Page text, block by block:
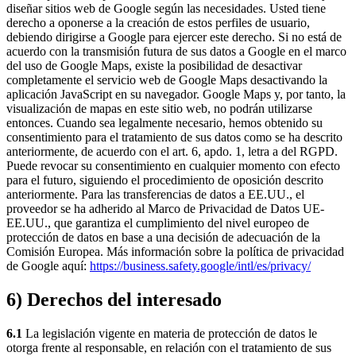
diseñar sitios web de Google según las necesidades. Usted tiene
derecho a oponerse a la creación de estos perfiles de usuario,
debiendo dirigirse a Google para ejercer este derecho. Si no está de
acuerdo con la transmisión futura de sus datos a Google en el marco
del uso de Google Maps, existe la posibilidad de desactivar
completamente el servicio web de Google Maps desactivando la
aplicación JavaScript en su navegador. Google Maps y, por tanto, la
visualización de mapas en este sitio web, no podrán utilizarse
entonces. Cuando sea legalmente necesario, hemos obtenido su
consentimiento para el tratamiento de sus datos como se ha descrito
anteriormente, de acuerdo con el art. 6, apdo. 1, letra a del RGPD.
Puede revocar su consentimiento en cualquier momento con efecto
para el futuro, siguiendo el procedimiento de oposición descrito
anteriormente. Para las transferencias de datos a EE.UU., el
proveedor se ha adherido al Marco de Privacidad de Datos UE-
EE.UU., que garantiza el cumplimiento del nivel europeo de
protección de datos en base a una decisión de adecuación de la
Comisión Europea. Más información sobre la política de privacidad
de Google aquí: https://business.safety.google/intl/es/privacy/
6) Derechos del interesado
6.1 La legislación vigente en materia de protección de datos le
otorga frente al responsable, en relación con el tratamiento de sus